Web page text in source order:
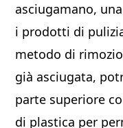
asciugamano,
i prodotti di
metodo di
già asciugata,
parte superiore
di plastica per